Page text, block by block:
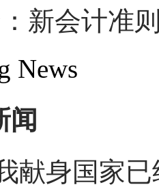
新会计准
News
闻
献身国家